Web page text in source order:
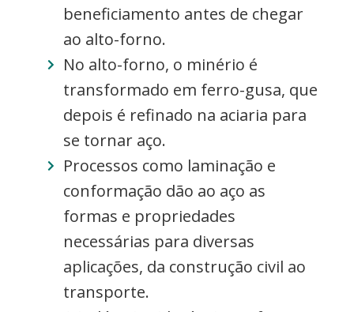
beneficiamento antes de chegar
ao alto-forno.
No alto-forno, o minério é
transformado em ferro-gusa, que
depois é refinado na aciaria para
se tornar aço.
Processos como laminação e
conformação dão ao aço as
formas e propriedades
necessárias para diversas
aplicações, da construção civil ao
transporte.